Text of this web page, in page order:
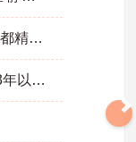
叡山電鉄鞍馬線「京都精華大前駅」徒歩5分
■介護職経験（目安3年以上）必須 ※認知症実践者研修・リーダー、マネジメント経験あれば尚可